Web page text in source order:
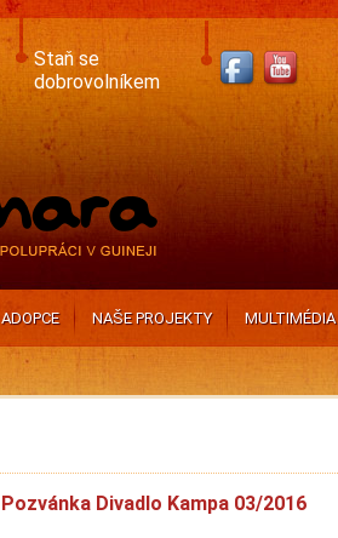
Staň se
dobrovolníkem
ADOPCE NAŠE PROJEKTY MULTIMÉDIA
Pozvánka Divadlo Kampa 03/2016